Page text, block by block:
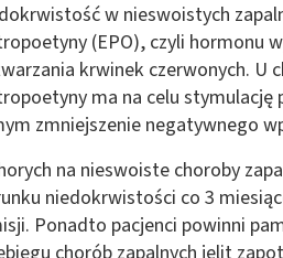
w nieswoistych
(EPO), czyli hormonu
krwinek czerwonych. U
ma na celu
zmniejszenie negatywnego
na nieswoiste choroby
niedokrwistości co 3
Ponadto pacjenci powinni